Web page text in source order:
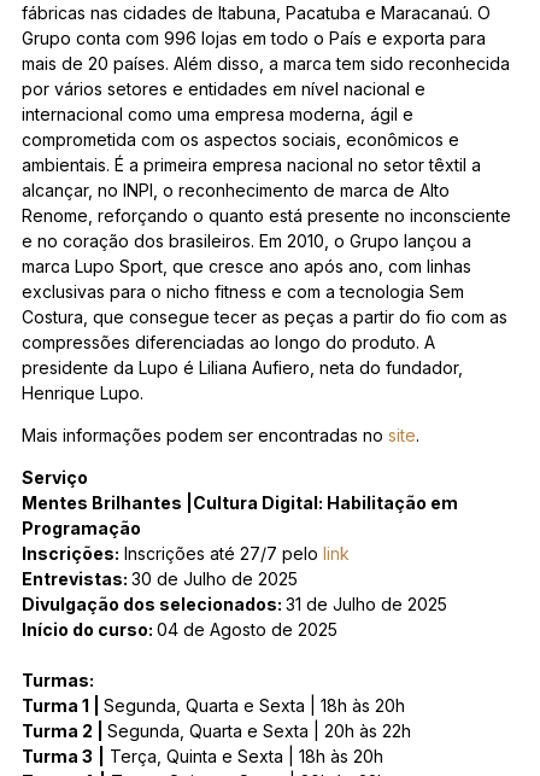
fábricas nas cidades de Itabuna, Pacatuba e Maracanaú. O
Grupo conta com 996 lojas em todo o País e exporta para
mais de 20 países. Além disso, a marca tem sido reconhecida
por vários setores e entidades em nível nacional e
internacional como uma empresa moderna, ágil e
comprometida com os aspectos sociais, econômicos e
ambientais. É a primeira empresa nacional no setor têxtil a
alcançar, no INPI, o reconhecimento de marca de Alto
Renome, reforçando o quanto está presente no inconsciente
e no coração dos brasileiros. Em 2010, o Grupo lançou a
marca Lupo Sport, que cresce ano após ano, com linhas
exclusivas para o nicho fitness e com a tecnologia Sem
Costura, que consegue tecer as peças a partir do fio com as
compressões diferenciadas ao longo do produto. A
presidente da Lupo é Liliana Aufiero, neta do fundador,
Henrique Lupo.
Mais informações podem ser encontradas no site.
Serviço
Mentes Brilhantes |Cultura Digital: Habilitação em
Programação
Inscrições: Inscrições até 27/7 pelo link
Entrevistas: 30 de Julho de 2025
Divulgação dos selecionados: 31 de Julho de 2025
Início do curso: 04 de Agosto de 2025
Turmas:
Turma 1 | Segunda, Quarta e Sexta | 18h às 20h
Turma 2 | Segunda, Quarta e Sexta | 20h às 22h
Turma 3
Terça, Quinta e Sexta | 18h às 20h